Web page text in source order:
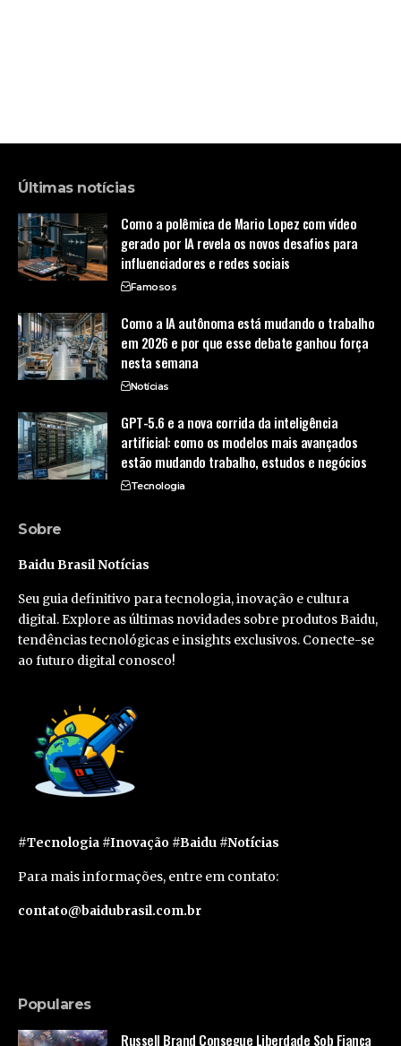
Últimas notícias
Como a polêmica de Mario Lopez com vídeo
gerado por IA revela os novos desafios para
influenciadores e redes sociais
Famosos
Como a IA autônoma está mudando o trabalho
em 2026 e por que esse debate ganhou força
nesta semana
Notícias
GPT-5.6 e a nova corrida da inteligência
artificial: como os modelos mais avançados
estão mudando trabalho, estudos e negócios
Tecnologia
Sobre
Baidu Brasil Notícias
Seu guia definitivo para tecnologia, inovação e cultura
digital. Explore as últimas novidades sobre produtos Baidu,
tendências tecnológicas e insights exclusivos. Conecte-se
ao futuro digital conosco!
#Tecnologia #Inovação #Baidu #Notícias
Para mais informações, entre em contato:
contato@baidubrasil.com.br
Populares
Russell Brand Consegue Liberdade Sob Fiança